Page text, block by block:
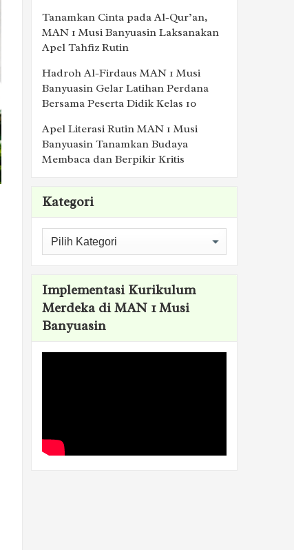
Tanamkan Cinta pada Al-Qur’an,
MAN 1 Musi Banyuasin Laksanakan
Apel Tahfiz Rutin
Hadroh Al-Firdaus MAN 1 Musi
Banyuasin Gelar Latihan Perdana
Bersama Peserta Didik Kelas 10
Apel Literasi Rutin MAN 1 Musi
Banyuasin Tanamkan Budaya
Membaca dan Berpikir Kritis
Kategori
Kategori
Implementasi Kurikulum
Merdeka di MAN 1 Musi
Banyuasin